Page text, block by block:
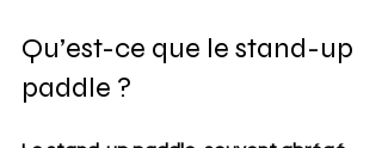
Qu’est-ce que le stand-up
paddle ?